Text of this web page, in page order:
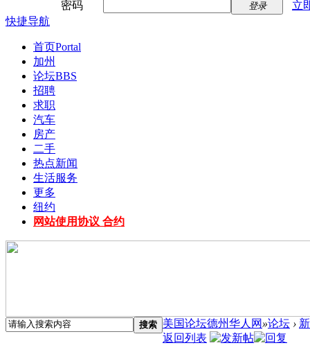
密码
登录
立
快捷导航
首页Portal
加州
论坛BBS
招聘
求职
汽车
房产
二手
热点新闻
生活服务
更多
纽约
网站使用协议 合约
搜索 美国论坛德州华人网 »论坛 ›
返回列表